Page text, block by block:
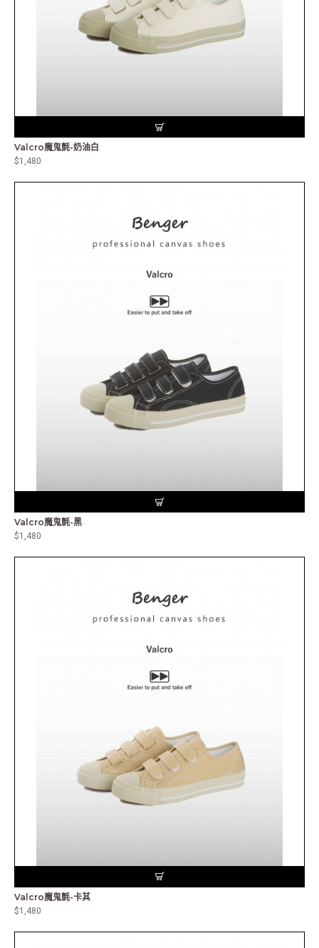
Valcro魔鬼氈-奶油白
$1,480
Valcro魔鬼氈-黑
$1,480
Valcro魔鬼氈-卡其
$1,480